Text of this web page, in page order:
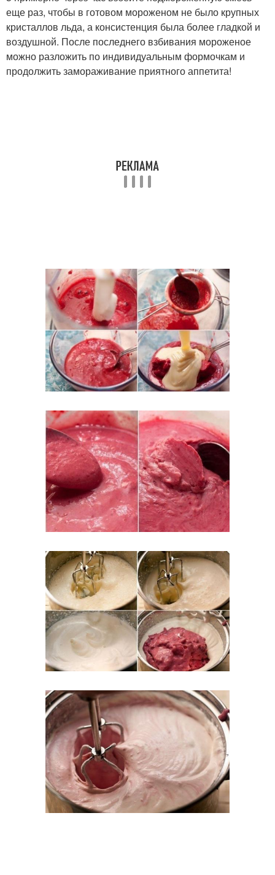
еще раз, чтобы в готовом мороженом не было крупных
кристаллов льда, а консистенция была более гладкой и
воздушной. После последнего взбивания мороженое
можно разложить по индивидуальным формочкам и
продолжить замораживание приятного аппетита!